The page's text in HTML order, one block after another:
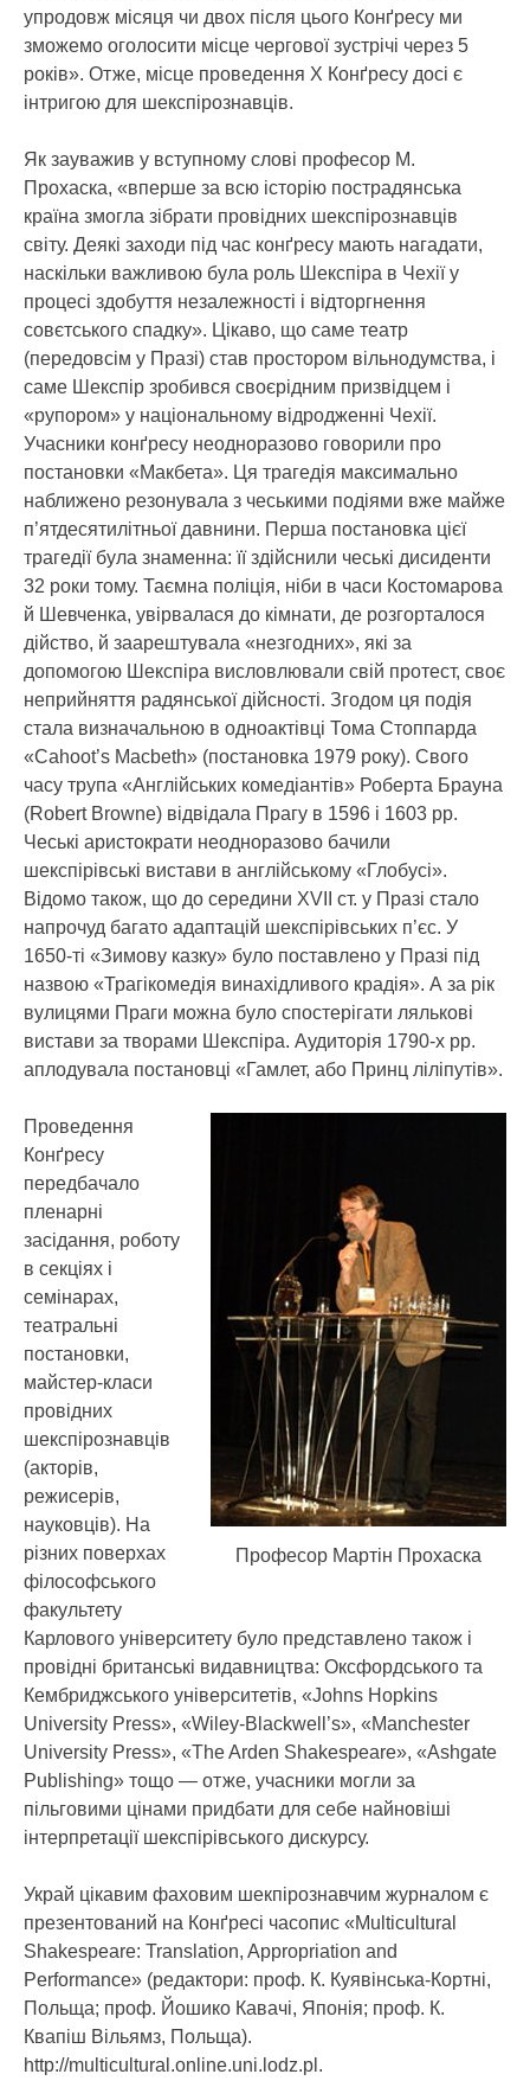
упродовж місяця чи двох після цього Конґресу ми
зможемо оголосити місце чергової зустрічі через 5
років». Отже, місце проведення Х Конґресу досі є
інтригою для шекспірознавців.
Як зауважив у вступному слові професор М.
Прохаска, «вперше за всю історію пострадянська
країна змогла зібрати провідних шекспірознавців
світу. Деякі заходи під час конґресу мають нагадати,
наскільки важливою була роль Шекспіра в Чехії у
процесі здобуття незалежності і відторгнення
совєтського спадку». Цікаво, що саме театр
(передовсім у Празі) став простором вільнодумства, і
саме Шекспір зробився своєрідним призвідцем і
«рупором» у національному відродженні Чехії.
Учасники конґресу неодноразово говорили про
постановки «Макбета». Ця трагедія максимально
наближено резонувала з чеськими подіями вже майже
п’ятдесятилітньої давнини. Перша постановка цієї
трагедії була знаменна: її здійснили чеські дисиденти
32 роки тому. Таємна поліція, ніби в часи Костомарова
й Шевченка, увірвалася до кімнати, де розгорталося
дійство, й заарештувала «незгодних», які за
допомогою Шекспіра висловлювали свій протест, своє
неприйняття радянської дійсності. Згодом ця подія
стала визначальною в одноактівці Тома Стоппарда
«Cahoot’s Macbeth» (постановка 1979 року). Свого
часу трупа «Англійських комедіантів» Роберта Брауна
(Robert Browne) відвідала Прагу в 1596 і 1603 рр.
Чеські аристократи неодноразово бачили
шекспірівські вистави в англійському «Глобусі».
Відомо також, що до середини XVII ст. у Празі стало
напрочуд багато адаптацій шекспірівських п’єс. У
1650-ті «Зимову казку» було поставлено у Празі під
назвою «Трагікомедія винахідливого крадія». А за рік
вулицями Праги можна було спостерігати лялькові
вистави за творами Шекспіра. Аудиторія 1790-х рр.
аплодувала постановці «Гамлет, або Принц ліліпутів».
Професор Мартін Прохаска
Проведення
Конґресу
передбачало
пленарні
засідання, роботу
в секціях і
семінарах,
театральні
постановки,
майстер-класи
провідних
шекспірознавців
(акторів,
режисерів,
науковців). На
різних поверхах
філософського
факультету
Карлового університету було представлено також і
провідні британські видавництва: Оксфордського та
Кембриджського університетів, «Johns Hopkins
University Press», «Wiley-Blackwell’s», «Manchester
University Press», «The Arden Shakespeare», «Ashgate
Publishing» тощо — отже, учасники могли за
пільговими цінами придбати для себе найновіші
інтерпретації шекспірівського дискурсу.
Украй цікавим фаховим шекпірознавчим журналом є
презентований на Конґресі часопис «Multicultural
Shakespeare: Translation, Appropriation and
Performance» (редактори: проф. К. Куявінська-Кортні,
Польща; проф. Йошико Кавачі, Японія; проф. К.
Квапіш Вільямз, Польща).
http://multicultural.online.uni.lodz.pl.